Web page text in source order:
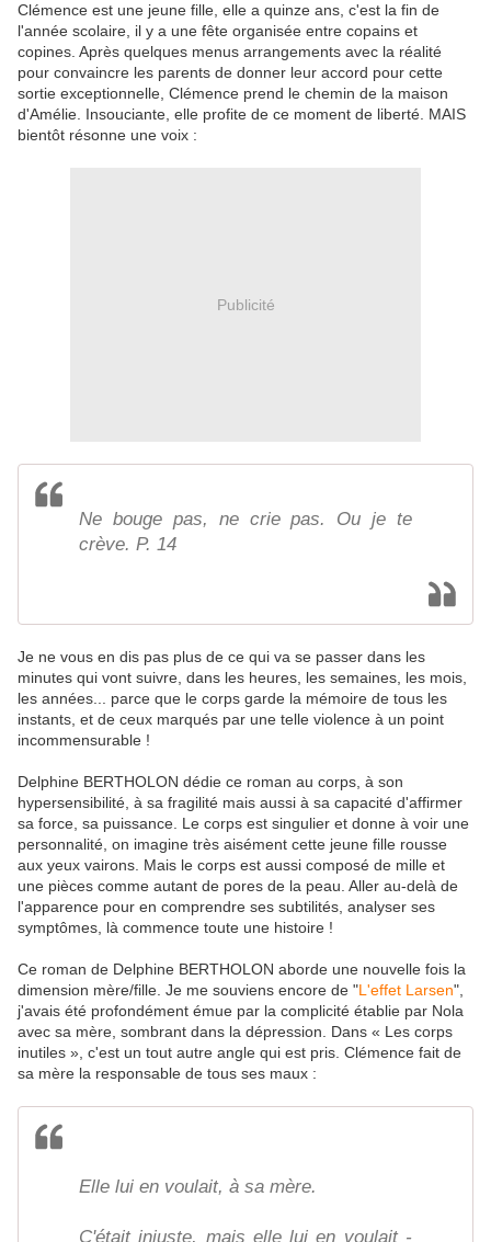
Clémence est une jeune fille, elle a quinze ans, c'est la fin de
l'année scolaire, il y a une fête organisée entre copains et
copines. Après quelques menus arrangements avec la réalité
pour convaincre les parents de donner leur accord pour cette
sortie exceptionnelle, Clémence prend le chemin de la maison
d'Amélie. Insouciante, elle profite de ce moment de liberté. MAIS
bientôt résonne une voix :
Publicité
Ne bouge pas, ne crie pas. Ou je te
crève. P. 14
Je ne vous en dis pas plus de ce qui va se passer dans les
minutes qui vont suivre, dans les heures, les semaines, les mois,
les années... parce que le corps garde la mémoire de tous les
instants, et de ceux marqués par une telle violence à un point
incommensurable !
Delphine BERTHOLON dédie ce roman au corps, à son
hypersensibilité, à sa fragilité mais aussi à sa capacité d'affirmer
sa force, sa puissance. Le corps est singulier et donne à voir une
personnalité, on imagine très aisément cette jeune fille rousse
aux yeux vairons. Mais le corps est aussi composé de mille et
une pièces comme autant de pores de la peau. Aller au-delà de
l'apparence pour en comprendre ses subtilités, analyser ses
symptômes, là commence toute une histoire !
Ce roman de Delphine BERTHOLON aborde une nouvelle fois la
dimension mère/fille. Je me souviens encore de "L'effet Larsen",
j'avais été profondément émue par la complicité établie par Nola
avec sa mère, sombrant dans la dépression. Dans « Les corps
inutiles », c'est un tout autre angle qui est pris. Clémence fait de
sa mère la responsable de tous ses maux :
Elle lui en voulait, à sa mère.
C'était injuste, mais elle lui en voulait -